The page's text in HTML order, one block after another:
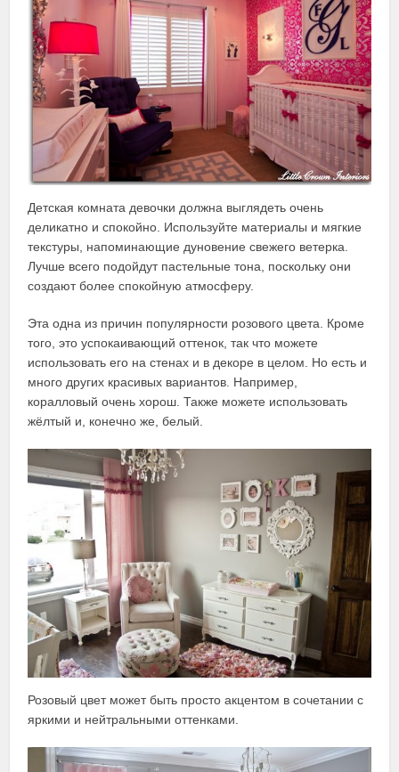
Детская комната девочки должна выглядеть очень
деликатно и спокойно. Используйте материалы и мягкие
текстуры, напоминающие дуновение свежего ветерка.
Лучше всего подойдут пастельные тона, поскольку они
создают более спокойную атмосферу.
Эта одна из причин популярности розового цвета. Кроме
того, это успокаивающий оттенок, так что можете
использовать его на стенах и в декоре в целом. Но есть и
много других красивых вариантов. Например,
коралловый очень хорош. Также можете использовать
жёлтый и, конечно же, белый.
Розовый цвет может быть просто акцентом в сочетании с
яркими и нейтральными оттенками.